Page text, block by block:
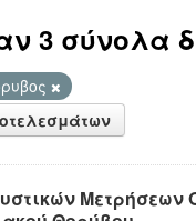
3 σύνολα
Μετρήσεων